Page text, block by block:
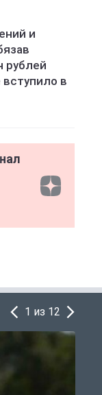
и
рублей
в
1 из 12